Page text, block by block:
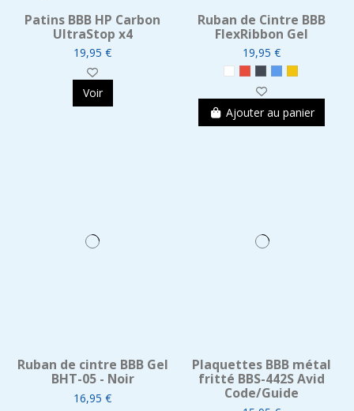
Patins BBB HP Carbon
UltraStop x4
19,95 €
Voir
Ruban de Cintre BBB
FlexRibbon Gel
19,95 €
Ajouter au panier
Ruban de cintre BBB Gel
BHT-05 - Noir
16,95 €
Plaquettes BBB métal
fritté BBS-442S Avid
Code/Guide